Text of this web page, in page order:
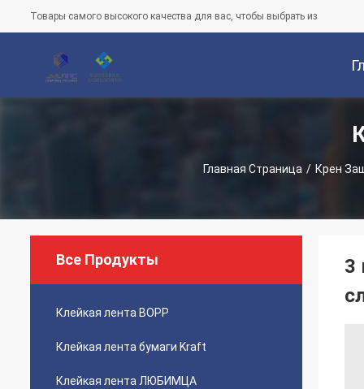
Товары самого высокого качества для вас, чтобы выбрать из
Главная Страница / Крен
Все Продукты
Клейкая лента BOPP
Клейкая лента бумаги Kraft
Клейкая лента ЛЮБИМЦА
3